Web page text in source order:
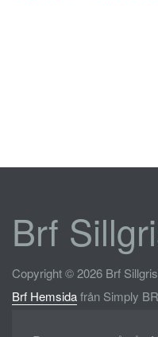
Brf
Copyright © 2026 Brf
Brf Hemsidafrån Simply